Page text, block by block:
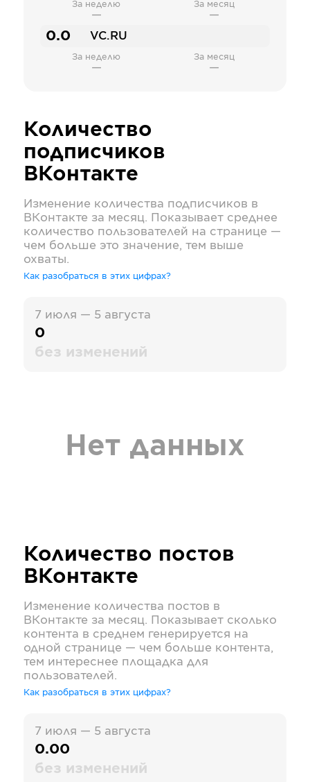
За неделю
—
За месяц
—
0.0 VC.RU
За неделю
—
За месяц
—
Количество
подписчиков
ВКонтакте
Изменение количества подписчиков в
ВКонтакте за месяц. Показывает среднее
количество пользователей на странице —
чем больше это значение, тем выше
охваты.
Как разобраться в этих цифрах?
7 июля — 5 августа
0
без изменений
Нет данных
Количество постов
ВКонтакте
Изменение количества постов в
ВКонтакте за месяц. Показывает сколько
контента в среднем генерируется на
одной странице — чем больше контента,
тем интереснее площадка для
пользователей.
Как разобраться в этих цифрах?
7 июля — 5 августа
0.00
без изменений